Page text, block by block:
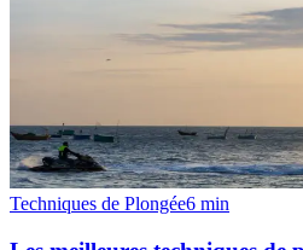
Techniques de Plongée6 min